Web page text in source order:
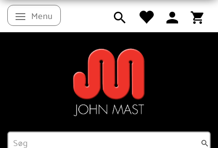
Skifte navigation
Menu